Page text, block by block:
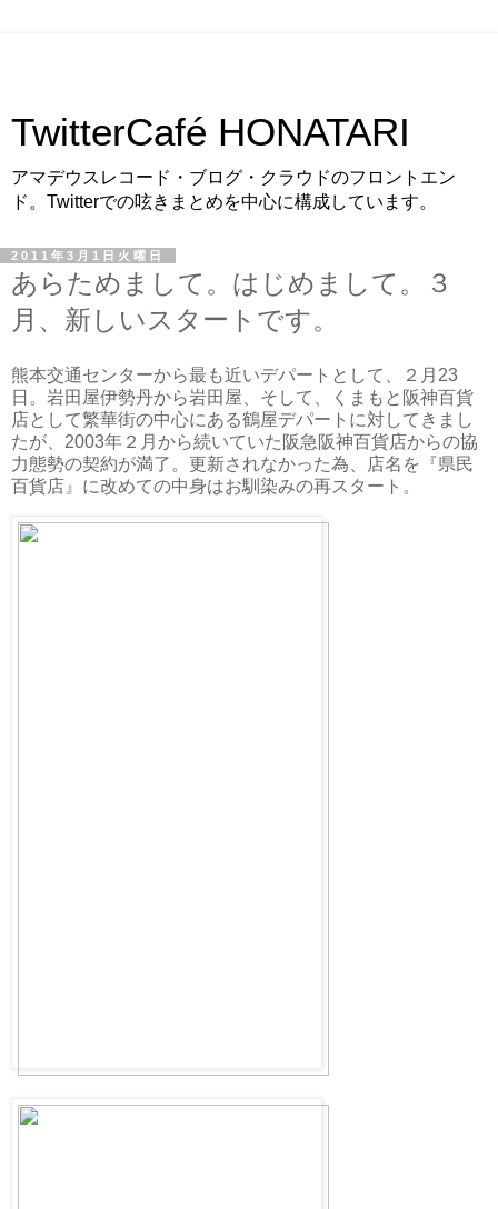
TwitterCafé HONATARI
アマデウスレコード・ブログ・クラウドのフロントエン
ド。Twitterでの呟きまとめを中心に構成しています。
2011年3月1日火曜日
あらためまして。はじめまして。３
月、新しいスタートです。
熊本交通センターから最も近いデパートとして、２月23
日。岩田屋伊勢丹から岩田屋、そして、くまもと阪神百貨
店として繁華街の中心にある鶴屋デパートに対してきまし
たが、2003年２月から続いていた阪急阪神百貨店からの協
力態勢の契約が満了。更新されなかった為、店名を『県民
百貨店』に改めての中身はお馴染みの再スタート。